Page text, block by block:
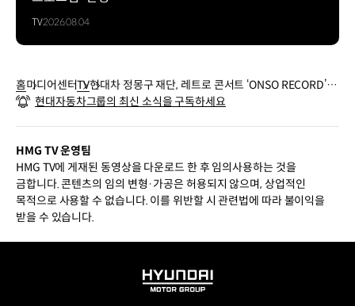
TV2026.08.04
홈미디어센터TV현대차 정몽구 재단, 레트로 콘서트 ‘ONSO RECORD’ 개
최
현대자동차그룹의 최신 소식을 구독하세요
HMG TV 운영팀
HMG TV에 게재된 동영상을 다운로드 한 후 임의사용하는 것을
금합니다. 콘텐츠의 임의 변형·가공은 허용되지 않으며, 상업적인
목적으로 사용할 수 없습니다. 이를 위반할 시 관련법에 따라 불이익을
받을 수 있습니다.
HYUNDAI